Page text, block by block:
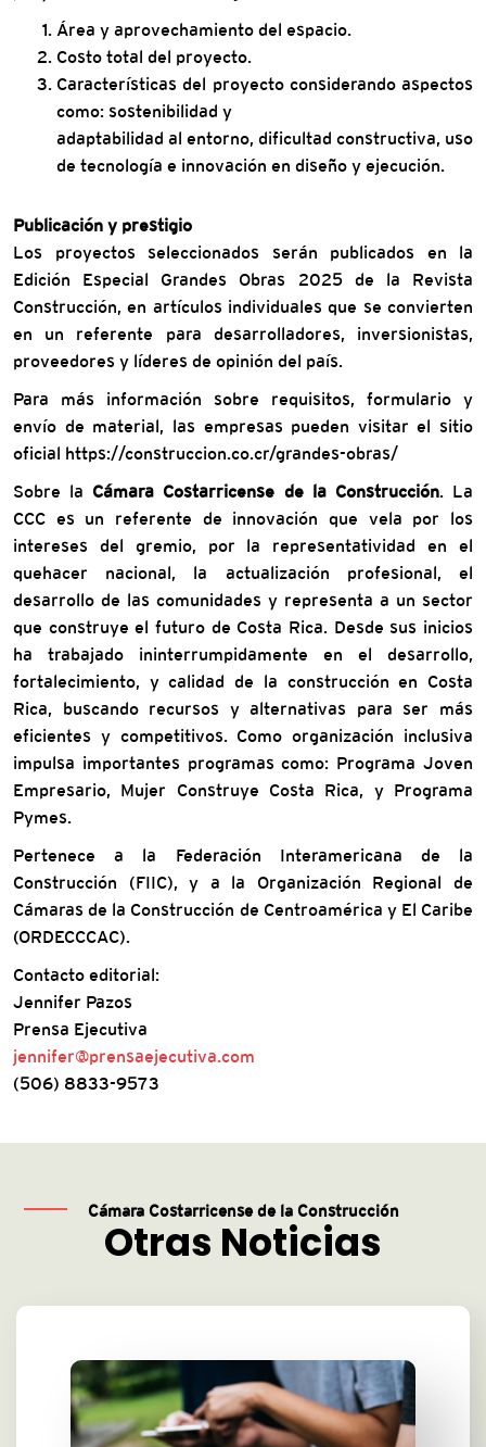
Área y aprovechamiento del espacio.
Costo total del proyecto.
Características del proyecto considerando aspectos
como: sostenibilidad y
adaptabilidad al entorno, dificultad constructiva, uso
de tecnología e innovación en diseño y ejecución.
Publicación y prestigio
Los proyectos seleccionados serán publicados en la
Edición Especial Grandes Obras 2025 de la Revista
Construcción, en artículos individuales que se convierten
en un referente para desarrolladores, inversionistas,
proveedores y líderes de opinión del país.
Para más información sobre requisitos, formulario y
envío de material, las empresas pueden visitar el sitio
oficial https://construccion.co.cr/grandes-obras/
Sobre la Cámara Costarricense de la Construcción. La
CCC es un referente de innovación que vela por los
intereses del gremio, por la representatividad en el
quehacer nacional, la actualización profesional, el
desarrollo de las comunidades y representa a un sector
que construye el futuro de Costa Rica. Desde sus inicios
ha trabajado ininterrumpidamente en el desarrollo,
fortalecimiento, y calidad de la construcción en Costa
Rica, buscando recursos y alternativas para ser más
eficientes y competitivos. Como organización inclusiva
impulsa importantes programas como: Programa Joven
Empresario, Mujer Construye Costa Rica, y Programa
Pymes.
Pertenece a la Federación Interamericana de la
Construcción (FIIC), y a la Organización Regional de
Cámaras de la Construcción de Centroamérica y El Caribe
(ORDECCCAC).
Contacto editorial:
Jennifer Pazos
Prensa Ejecutiva
jennifer@prensaejecutiva.com
(506) 8833-9573
Cámara Costarricense de la Construcción
Otras Noticias